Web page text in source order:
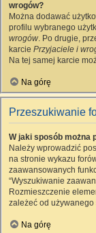
wrogów?
Można dodawać
profilu wybranego
wrogów. Po drugie,
karcie Przyjaciele i
Na tej samej karcie
Na górę
Przeszukiwanie
W jaki sposób można
Należy wprowadzić
na stronie wykazu
zaawansowanych
“Wyszukiwanie
Rozmieszczenie
zależeć od używanego
Na górę